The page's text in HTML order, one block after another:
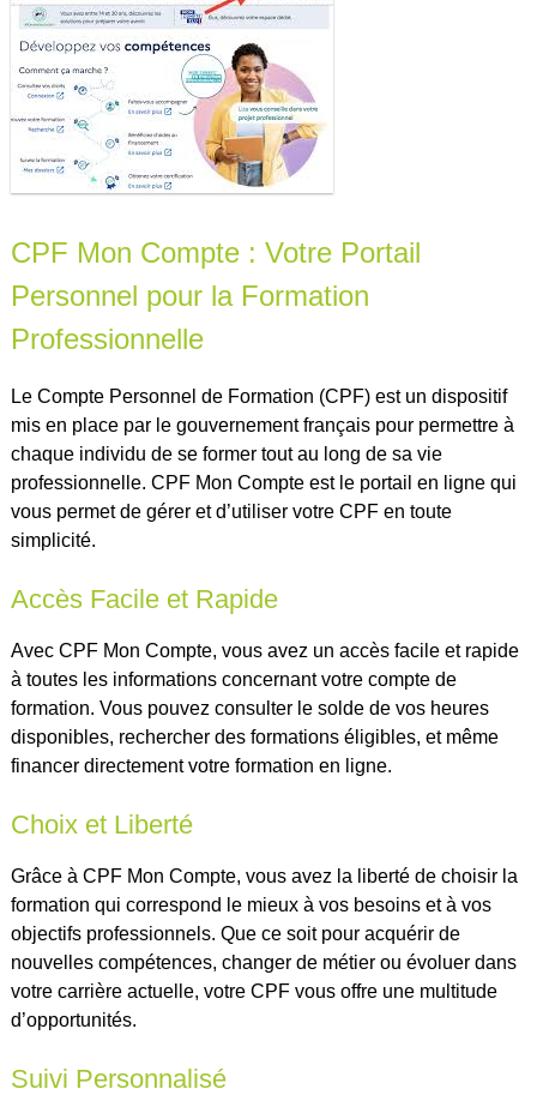
CPF Mon Compte : Votre Portail
Personnel pour la Formation
Professionnelle
Le Compte Personnel de Formation (CPF) est un dispositif
mis en place par le gouvernement français pour permettre à
chaque individu de se former tout au long de sa vie
professionnelle. CPF Mon Compte est le portail en ligne qui
vous permet de gérer et d’utiliser votre CPF en toute
simplicité.
Accès Facile et Rapide
Avec CPF Mon Compte, vous avez un accès facile et rapide
à toutes les informations concernant votre compte de
formation. Vous pouvez consulter le solde de vos heures
disponibles, rechercher des formations éligibles, et même
financer directement votre formation en ligne.
Choix et Liberté
Grâce à CPF Mon Compte, vous avez la liberté de choisir la
formation qui correspond le mieux à vos besoins et à vos
objectifs professionnels. Que ce soit pour acquérir de
nouvelles compétences, changer de métier ou évoluer dans
votre carrière actuelle, votre CPF vous offre une multitude
d’opportunités.
Suivi Personnalisé